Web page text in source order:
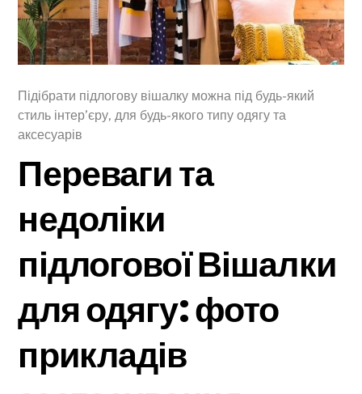
Підібрати підлогову вішалку можна під будь-який
стиль інтер’єру, для будь-якого типу одягу та
аксесуарів
Переваги та
недоліки
підлогової Вішалки
для одягу: фото
прикладів